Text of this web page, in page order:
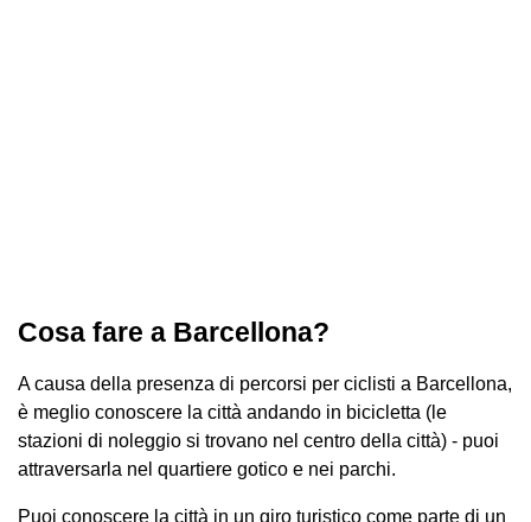
Cosa fare a Barcellona?
A causa della presenza di percorsi per ciclisti a Barcellona,
​​è meglio conoscere la città andando in bicicletta (le
stazioni di noleggio si trovano nel centro della città) - puoi
attraversarla nel quartiere gotico e nei parchi.
Puoi conoscere la città in un giro turistico come parte di un